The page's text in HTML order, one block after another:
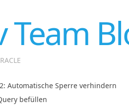
Team
Automatische Sperre verhindern
befüllen